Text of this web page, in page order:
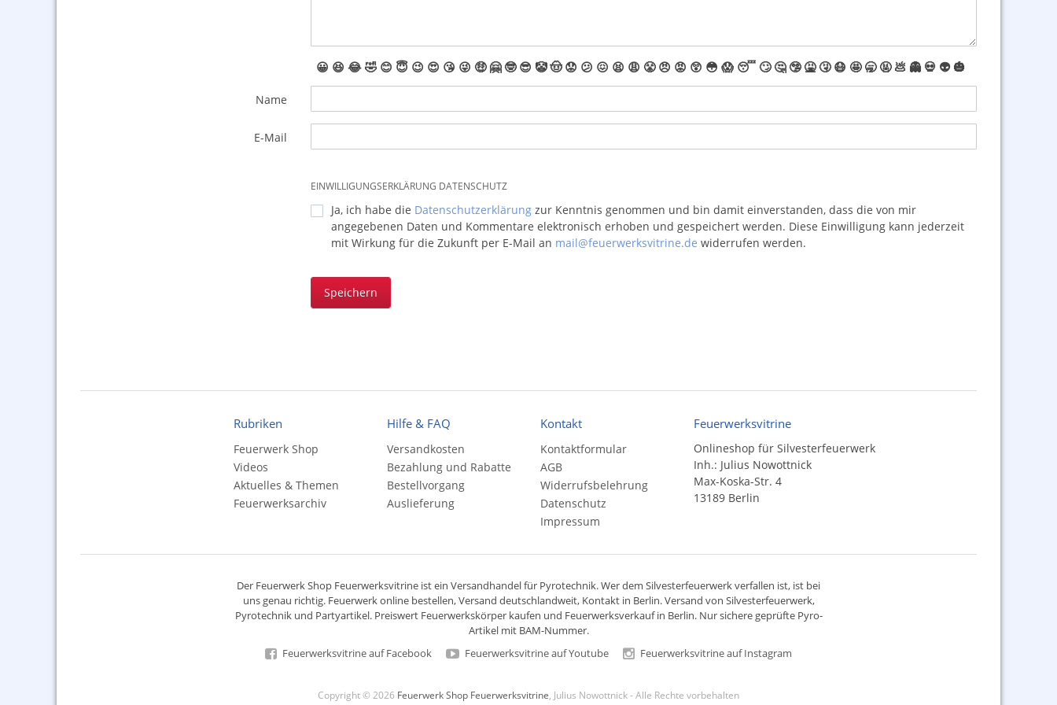
😀 😆 😂🤣 😊 😇 😉 😍 😘 😜 🤑 🤗 🤓 😎 🤡🤠 😟 😕 😖 😫 😩 😤 😠 😡 😲 😳 😱 😴 🙄 🤔 🤥 🤮 🤧 😷 🤩 🥱 🤬 💩 👻 💀 👽 🎃
Name
E-Mail
EINWILLIGUNGSERKLÄRUNG DATENSCHUTZ
Ja, ich habe die Datenschutzerklärungzur Kenntnis genommen und bin damit einverstanden, dass die von mir
angegebenen Daten und Kommentare elektronisch erhoben und gespeichert werden. Diese Einwilligung kann jederzeit
mit Wirkung für die Zukunft per E-Mail an mail@feuerwerksvitrine.de widerrufen werden.
Speichern
Rubriken
Feuerwerk Shop
Videos
Aktuelles & Themen
Feuerwerksarchiv
Hilfe & FAQ
Versandkosten
Bezahlung und Rabatte
Bestellvorgang
Auslieferung
Kontakt
Kontaktformular
AGB
Widerrufsbelehrung
Datenschutz
Impressum
Feuerwerksvitrine
Onlineshop für Silvesterfeuerwerk
Inh.: Julius Nowottnick
Max-Koska-Str. 4
13189 Berlin
Der Feuerwerk Shop Feuerwerksvitrine ist ein Versandhandelfür Pyrotechnik. Wer dem Silvesterfeuerwerk verfallen ist, ist bei
uns genau richtig. Feuerwerk online bestellen,Versand deutschlandweit, Kontakt in Berlin. Versand von Silvesterfeuerwerk,
Pyrotechnikund Partyartikel. Preiswert Feuerwerkskörperkaufen und Feuerwerksverkauf in Berlin. Nur sichere geprüfte Pyro-
Artikel mit BAM-Nummer.
Feuerwerksvitrine auf Facebook
Feuerwerksvitrine auf Youtube Feuerwerksvitrine auf Instagram
Copyright © 2026 Feuerwerk Shop Feuerwerksvitrine , Julius Nowottnick - Alle Rechte vorbehalten